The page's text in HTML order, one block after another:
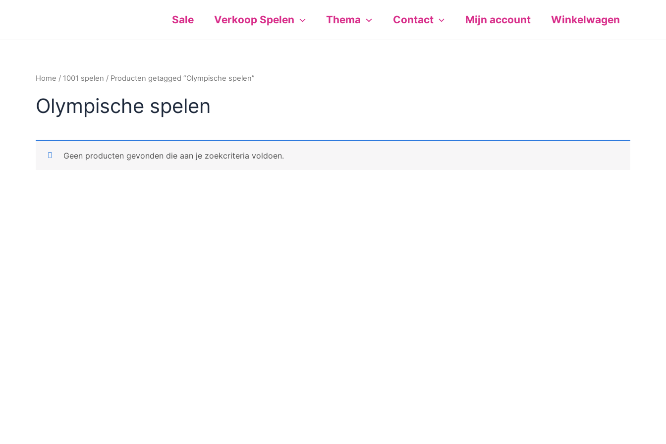
Sale Verkoop Spelen Thema Contact Mijn account Winkelwagen
Home / 1001 spelen / Producten getagged “Olympische spelen”
Olympische spelen
Geen producten gevonden die aan je zoekcriteria voldoen.